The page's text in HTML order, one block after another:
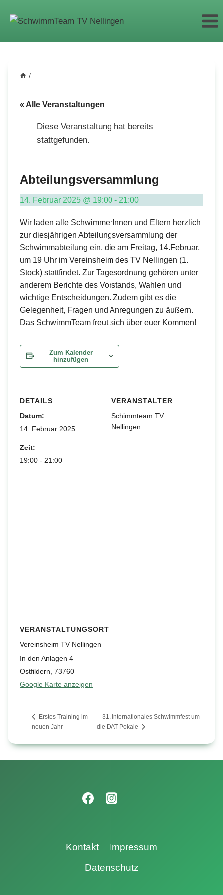
Inhalt
/
« Alle Veranstaltungen
Diese Veranstaltung hat bereits
stattgefunden.
Abteilungsversammlung
14. Februar 2025 @ 19:00 - 21:00
Wir laden alle SchwimmerInnen und Eltern herzlich
zur diesjährigen Abteilungsversammlung der
Schwimmabteilung ein, die am Freitag, 14.Februar,
um 19 Uhr im Vereinsheim des TV Nellingen (1.
Stock) stattfindet. Zur Tagesordnung gehören unter
anderem Berichte des Vorstands, Wahlen und
wichtige Entscheidungen. Zudem gibt es die
Gelegenheit, Fragen und Anregungen zu äußern.
Das SchwimmTeam freut sich über euer Kommen!
Zum Kalender
hinzufügen
DETAILS
Datum:
14. Februar 2025
Zeit:
19:00 - 21:00
VERANSTALTER
Schimmteam TV
Nellingen
VERANSTALTUNGSORT
Vereinsheim TV Nellingen
In den Anlagen 4
Ostfildern 73760
Google Karte anzeigen
Erstes Training im
neuen Jahr
31. Internationales Schwimmfest um
die DAT-Pokale
Kontakt
Impressum
Datenschutz